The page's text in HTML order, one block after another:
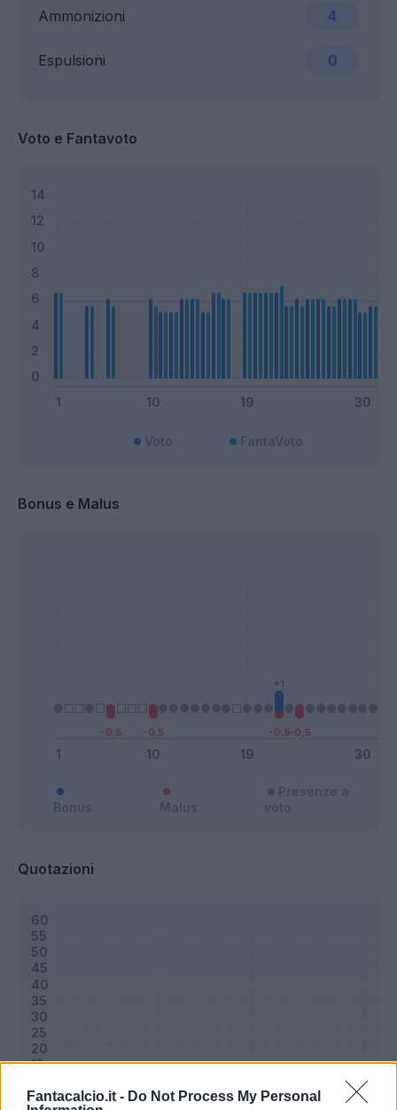
Fantacalcio.it - Do Not Process My Personal
Ammonizioni 4
Espulsioni 0
Voto e Fantavoto
Bonus e Malus
Quotazioni